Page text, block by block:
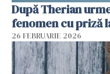
După Therian
fenomen cu priză
26 FEBRUARIE 2026